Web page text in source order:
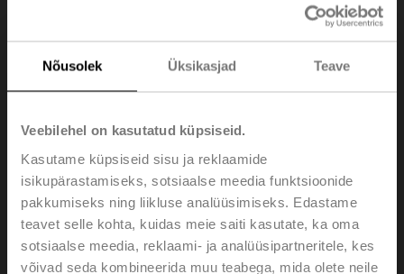
Nõusolek Üksikasjad Teave
Veebilehel on kasutatud küpsiseid.
Kasutame küpsiseid sisu ja reklaamide
isikupärastamiseks, sotsiaalse meedia funktsioonide
pakkumiseks ning liikluse analüüsimiseks. Edastame
teavet selle kohta, kuidas meie saiti kasutate, ka oma
sotsiaalse meedia, reklaami- ja analüüsipartneritele, kes
võivad seda kombineerida muu teabega, mida olete neile
BKN230-MOD
Communication and power supply unit for fire damper